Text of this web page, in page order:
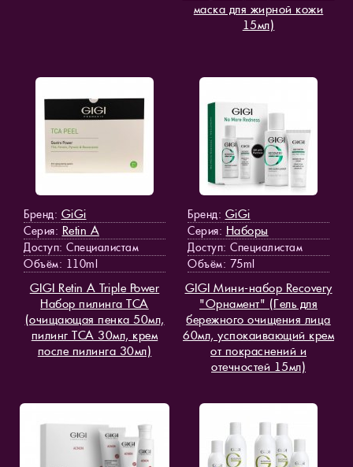
маска для жирной кожи
15мл)
Бренд: GiGi
Серия: Retin A
Доступ: Специалистам
Объём: 110ml
GIGI Retin A Triple Power
Набор пилинга TCA
(очищающая пенка 50мл,
пилинг TCA 30мл, крем
после пилинга 30мл)
Бренд: GiGi
Серия: Наборы
Доступ: Специалистам
Объём: 75ml
GIGI Мини-набор Recovery
"Орнамент" (Гель для
бережного очищения лица
60мл, успокаивающий крем
от покраснений и
отечностей 15мл)